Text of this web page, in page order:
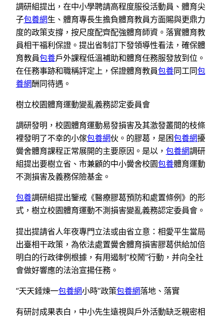
調研組提出，在中小學聘請高程度服役活動員、體育尖
子包養網生、體育專長生擔負體育教員方面賜與更鼎力
度的政策支撐，按尺度配齊配強體育師資。落實體育教
員相干福利保證。提出省制訂下發領導性看法，確保體
育教員包養戶外課程低溫補助和體育任務服發放到位。
在任務事跡和職稱評定上，保證體育教員包養同工同包
養網酬同待遇。
樹立校園體育運動變亂義務認定委員會
調研發明，校園體育運動易發損害及其激發叢間的枝條
裡發明了不幸的小傢包養網伙。的膠葛，是困包養網擾
黌舍體育課程正常展開的主要原因。是以， 包養網調研
組提出要樹立省、市兼顧的中小黌舍校園包養體育運動
不測損害及義務保險基金。
包養調研組提出鑒戒《醫療膠葛預防和處置條例》的形
式，樹立校園體育運動不測損害變亂義務認定委員會。
提出提請省人年夜專門立法或由省立意：相愛平生當局
出臺相干政策，為依法處置黌舍體育損害膠葛供給加倍
明白的行政律例根據，有用遏制“校鬧”行動，并向全社
會做好響應的法治宣揚任務。
“天天錘煉一包養網小時”政策包養網落地、落實
有研討成果表白，中小先生遠視與戶外活動缺乏親密相